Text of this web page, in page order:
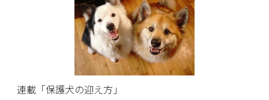
連載「保護犬の迎え方」